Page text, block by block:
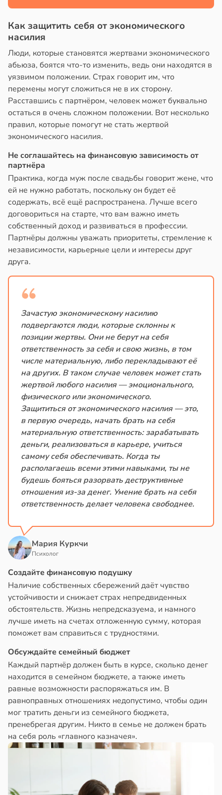
Как защитить себя от экономического
насилия
Люди, которые становятся жертвами экономического
абьюза, боятся что-то изменить, ведь они находятся в
уязвимом положении. Страх говорит им, что
перемены могут сложиться не в их сторону.
Расставшись с партнёром, человек может буквально
остаться в очень сложном положении. Вот несколько
правил, которые помогут не стать жертвой
экономического насилия.
Не соглашайтесь на финансовую зависимость от
партнёра
Практика, когда муж после свадьбы говорит жене, что
ей не нужно работать, поскольку он будет её
содержать, всё ещё распространена. Лучше всего
договориться на старте, что вам важно иметь
собственный доход и развиваться в профессии.
Партнёры должны уважать приоритеты, стремление к
независимости, карьерные цели и интересы друг
друга.
Зачастую экономическому насилию
подвергаются люди, которые склонны к
позиции жертвы. Они не берут на себя
ответственность за себя и свою жизнь, в том
числе материальную, либо перекладывают её
на других. В таком случае человек может стать
жертвой любого насилия — эмоционального,
физического или экономического.
Защититься от экономического насилия — это,
в первую очередь, начать брать на себя
материальную ответственность: зарабатывать
деньги, реализоваться в карьере, учиться
самому себя обеспечивать. Когда ты
располагаешь всеми этими навыками, ты не
будешь бояться разорвать деструктивные
отношения из-за денег. Умение брать на себя
ответственность делает человека свободнее.
Мария Куркчи
Психолог
Создайте финансовую подушку
Наличие собственных сбережений даёт чувство
устойчивости и снижает страх непредвиденных
обстоятельств. Жизнь непредсказуема, и намного
лучше иметь на счетах отложенную сумму, которая
поможет вам справиться с трудностями.
Обсуждайте семейный бюджет
Каждый партнёр должен быть в курсе, сколько денег
находится в семейном бюджете, а также иметь
равные возможности распоряжаться им. В
равноправных отношениях недопустимо, чтобы один
мог тратить деньги из семейного бюджета,
пренебрегая другим. Никто в семье не должен брать
на себя роль «главного казначея».